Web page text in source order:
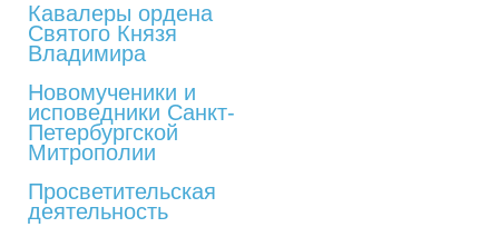
Кавалеры ордена
Святого Князя
Владимира
Новомученики и
исповедники Санкт-
Петербургской
Митрополии
Просветительская
деятельность